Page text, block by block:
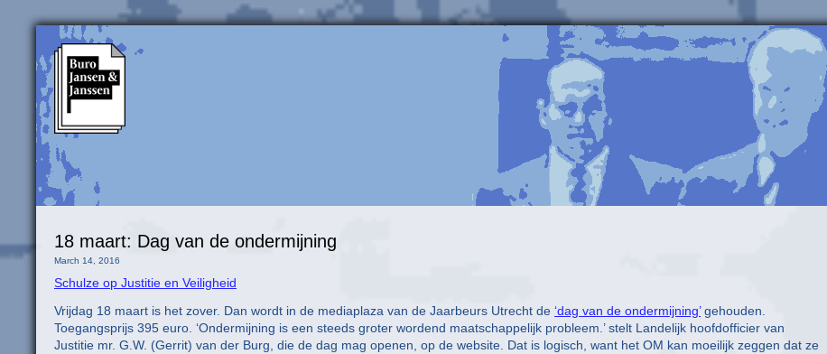
18 maart: Dag van de ondermijning
March 14, 2016
Schulze op Justitie en Veiligheid
Vrijdag 18 maart is het zover. Dan wordt in de mediaplaza van de Jaarbeurs Utrecht de ‘dag van de ondermijning’gehouden.
Toegangsprijs 395 euro. ‘Ondermijning is een steeds groter wordend maatschappelijk probleem.’ stelt Landelijk hoofdofficier van
Justitie mr. G.W. (Gerrit) van der Burg, die de dag mag openen, op de website. Dat is logisch, want het OM kan moeilijk zeggen dat ze